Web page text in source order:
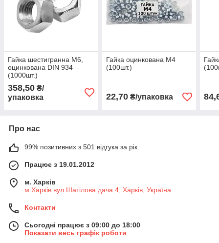
Гайка шестигранна М6,
оцинкована DIN 934
(1000шт.)
358,50 ₴/
упаковка
Гайка оцинкована М4
(100шт.)
22,70₴/упаковка
Про нас
99% позитивних з 501 відгука за рік
Працює з 19.01.2012
м. Харків
м.Харків вул.Шатілова дача 4, Харків, Україна
Контакти
Сьогодні працює з 09:00 до 18:00
Показати весь графік роботи